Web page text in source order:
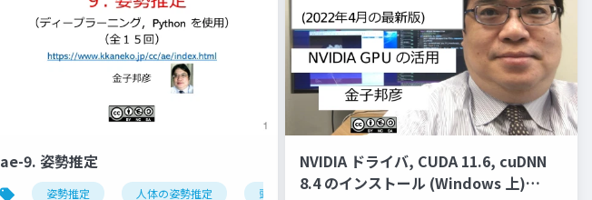
ae-9. 姿勢推定
姿勢推定 人体の姿勢推定 頭部の姿勢推定 オブジェクトの姿勢推定
NVIDIA ドライバ, CUDA 11.6, cuDNN
8.4 のインストール (Windows 上)